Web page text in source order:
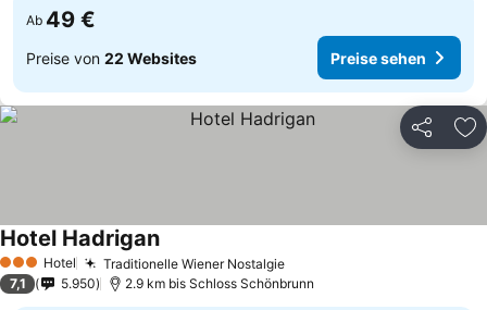
Ab 49 €
Preise von 22 Websites Preise sehen
Teilen
3 SterneHotel Traditionelle Wiener Nostalgie
Hotel Hadrigan
7,1 5.950 2.9 km bis Schloss Schönbrunn